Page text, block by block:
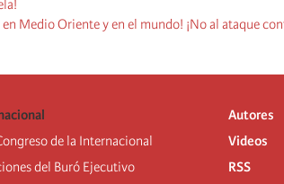
Medio Oriente y en el mundo! ¡No al ataque
de la Internacional
del Buró Ejecutivo
Autores
Videos
RSS